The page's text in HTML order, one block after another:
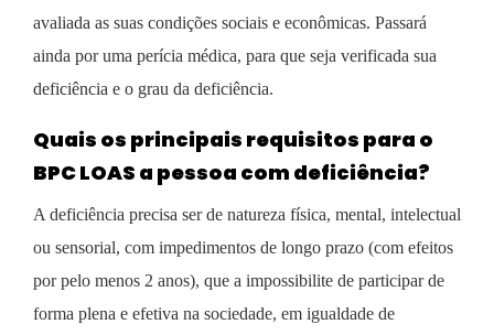
avaliada as suas condições sociais e econômicas. Passará
ainda por uma perícia médica, para que seja verificada sua
deficiência e o grau da deficiência.
Quais os principais requisitos para o
BPC LOAS a pessoa com deficiência?
A deficiência precisa ser de natureza física, mental, intelectual
ou sensorial, com impedimentos de longo prazo (com efeitos
por pelo menos 2 anos), que a impossibilite de participar de
forma plena e efetiva na sociedade, em igualdade de